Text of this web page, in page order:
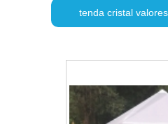
tenda cristal